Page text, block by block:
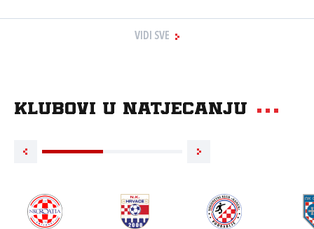
VIDI SVE
Klubovi u natjecanju